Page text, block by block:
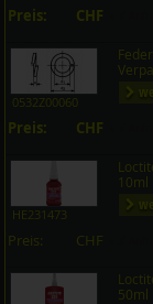
Preis: CHF
0532Z00060
Preis: CHF
HE231473
10ml
Preis: CHF
50ml